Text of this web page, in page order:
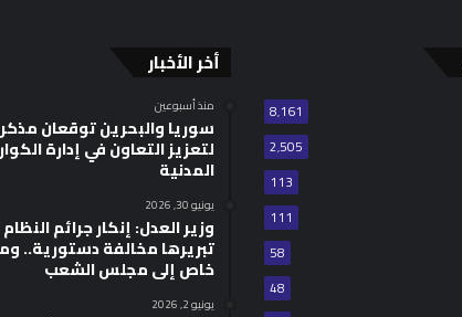
8٬161
2٬505
113
111
58
48
أخر الأخبار
منذ أسبوعين
سوريا والبحرين توقعان
لتعزيز التعاون في إدارة
المدنية
يونيو 30, 2026
وزير العدل: إنكار جرائم النظام
تبريرها مخالفة دستورية..
خاص إلى مجلس الشعب
يونيو 2, 2026